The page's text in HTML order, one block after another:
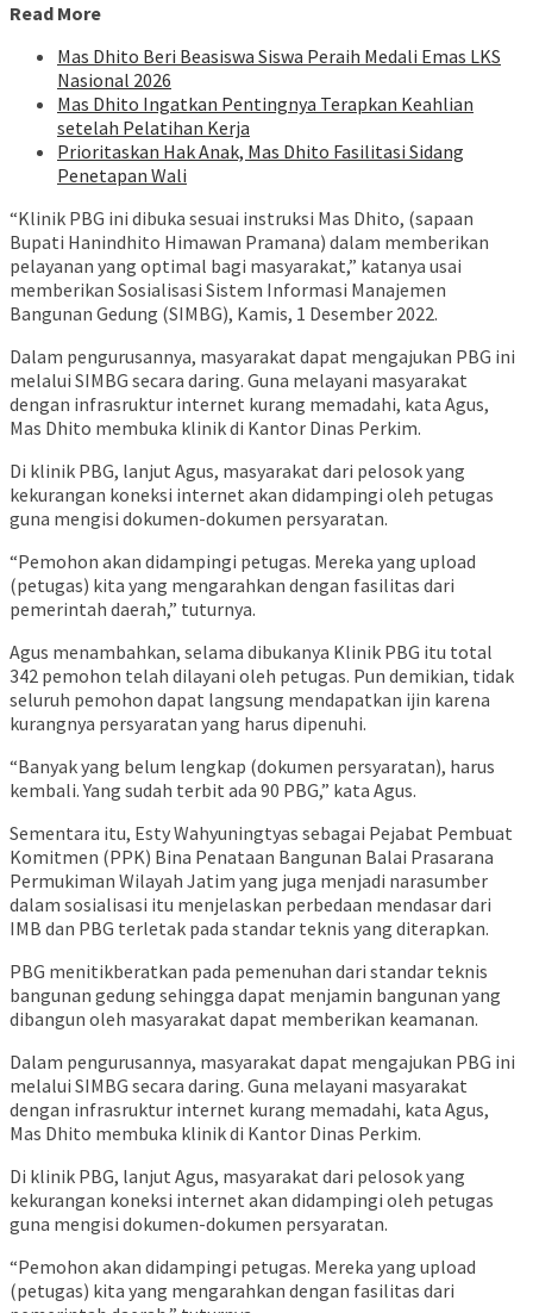
Read More
Mas Dhito Beri Beasiswa Siswa Peraih Medali Emas LKS
Nasional 2026
Mas Dhito Ingatkan Pentingnya Terapkan Keahlian
setelah Pelatihan Kerja
Prioritaskan Hak Anak, Mas Dhito Fasilitasi Sidang
Penetapan Wali
“Klinik PBG ini dibuka sesuai instruksi Mas Dhito, (sapaan
Bupati Hanindhito Himawan Pramana) dalam memberikan
pelayanan yang optimal bagi masyarakat,” katanya usai
memberikan Sosialisasi Sistem Informasi Manajemen
Bangunan Gedung (SIMBG), Kamis, 1 Desember 2022.
Dalam pengurusannya, masyarakat dapat mengajukan PBG ini
melalui SIMBG secara daring. Guna melayani masyarakat
dengan infrasruktur internet kurang memadahi, kata Agus,
Mas Dhito membuka klinik di Kantor Dinas Perkim.
Di klinik PBG, lanjut Agus, masyarakat dari pelosok yang
kekurangan koneksi internet akan didampingi oleh petugas
guna mengisi dokumen-dokumen persyaratan.
“Pemohon akan didampingi petugas. Mereka yang upload
(petugas) kita yang mengarahkan dengan fasilitas dari
pemerintah daerah,” tuturnya.
Agus menambahkan, selama dibukanya Klinik PBG itu total
342 pemohon telah dilayani oleh petugas. Pun demikian, tidak
seluruh pemohon dapat langsung mendapatkan ijin karena
kurangnya persyaratan yang harus dipenuhi.
“Banyak yang belum lengkap (dokumen persyaratan), harus
kembali. Yang sudah terbit ada 90 PBG,” kata Agus.
Sementara itu, Esty Wahyuningtyas sebagai Pejabat Pembuat
Komitmen (PPK) Bina Penataan Bangunan Balai Prasarana
Permukiman Wilayah Jatim yang juga menjadi narasumber
dalam sosialisasi itu menjelaskan perbedaan mendasar dari
IMB dan PBG terletak pada standar teknis yang diterapkan.
PBG menitikberatkan pada pemenuhan dari standar teknis
bangunan gedung sehingga dapat menjamin bangunan yang
dibangun oleh masyarakat dapat memberikan keamanan.
Dalam pengurusannya, masyarakat dapat mengajukan PBG ini
melalui SIMBG secara daring. Guna melayani masyarakat
dengan infrasruktur internet kurang memadahi, kata Agus,
Mas Dhito membuka klinik di Kantor Dinas Perkim.
Di klinik PBG, lanjut Agus, masyarakat dari pelosok yang
kekurangan koneksi internet akan didampingi oleh petugas
guna mengisi dokumen-dokumen persyaratan.
“Pemohon akan didampingi petugas. Mereka yang upload
(petugas) kita yang mengarahkan dengan fasilitas dari